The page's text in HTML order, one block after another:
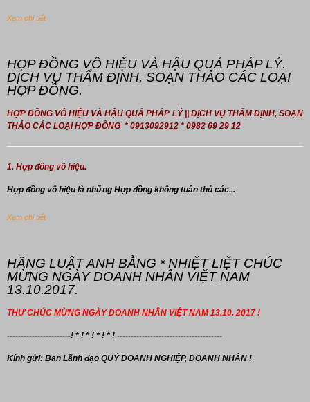
Xem chi tiết
HỢP ĐỒNG VÔ HIỆU VÀ HẬU QUẢ PHÁP LÝ.
DỊCH VỤ THẨM ĐỊNH, SOẠN THẢO CÁC LOẠI
HỢP ĐỒNG.
HỢP ĐỒNG VÔ HIỆU VÀ HẬU QUẢ PHÁP LÝ || DỊCH VỤ THẨM ĐỊNH, SOẠN
THẢO CÁC LOẠI HỢP ĐỒNG * 0913092912 * 0982 69 29 12
1. Hợp đồng vô hiệu.
Hợp đồng vô hiệu là những Hợp đồng không tuân thủ các...
Xem chi tiết
HÃNG LUẬT ANH BẰNG * NHIỆT LIỆT CHÚC
MỪNG NGÀY DOANH NHÂN VIỆT NAM
13.10.2017.
THƯ CHÚC MỪNG NGÀY DOANH NHÂN VIỆT NAM 13.10. 2017 !
-----------------------! * ! * ! * ! * ! --------------------------------------
Kính gửi: Ban Lãnh đạo QUÝ DOANH NGHIỆP, DOANH NHÂN !